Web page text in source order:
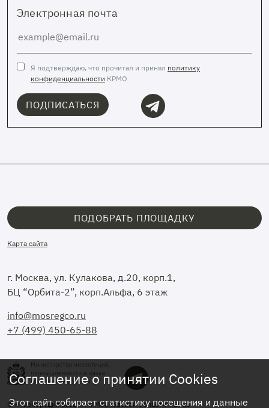
Электронная почта
Я подтверждаю, что прочитал и принял политику
конфиденциальности КРМО
ПОДПИСАТЬСЯ
info@mosregco.ru
+7 (499) 450-65-88
г. Москва, ул. Кулакова, д.20, корп.1,
БЦ “Орбита-2”, корп.Альфа, 6 этаж
ПОДОБРАТЬ ПЛОЩАДКУ
Карта сайта
© «Корпорация развития Московской области», 2026
Соглашение о принятии Cookies
Этот сайт собирает статистику посещения и данные